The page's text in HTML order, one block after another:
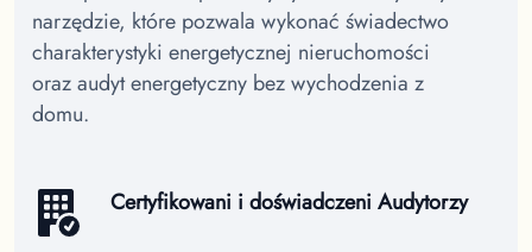
narzędzie, które pozwala wykonać świadectwo
charakterystyki energetycznej nieruchomości
oraz audyt energetyczny bez wychodzenia z
domu.
Certyfikowani i doświadczeni Audytorzy